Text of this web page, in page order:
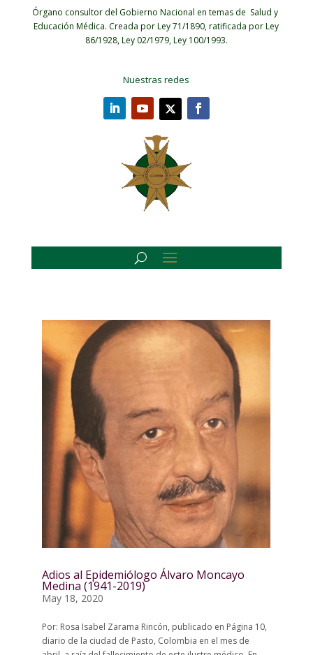
Órgano consultor del Gobierno Nacional en temas de Salud y
Educación Médica. Creada por Ley 71/1890, ratificada por Ley
86/1928, Ley 02/1979, Ley 100/1993.
Nuestras redes
Adios al Epidemiólogo Álvaro Moncayo
Medina (1941-2019)
May 18, 2020
Por: Rosa Isabel Zarama Rincón, publicado en Página 10,
diario de la ciudad de Pasto, Colombia en el mes de